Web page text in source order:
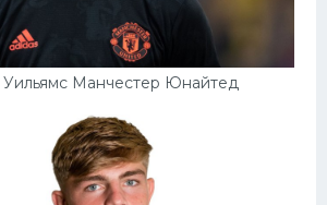
Манчестер Юнайтед